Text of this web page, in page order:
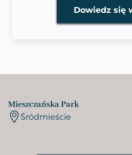
Dowiedz się
Mieszczańska Park
Śródmieście